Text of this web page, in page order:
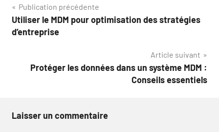
Navigation
de
Publication précédente
Utiliser le MDM pour optimisation des stratégies
d’entreprise
Article suivant
Protéger les données dans un système MDM :
Conseils essentiels
Laisser un commentaire